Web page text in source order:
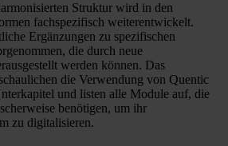
Struktur wird in den
fachspezifisch weiterentwickelt.
Ergänzungen zu spezifischen
die durch neue
werden können. Das
die Verwendung von Quentic
und listen alle Module auf, die
benötigen, um ihr
zu digitalisieren.